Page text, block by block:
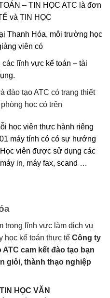
– TIN HỌC ATC là đơn
và TIN HỌC
Thanh Hóa, môi trường học
viên có
lĩnh vực kế toán – tài
đào tạo ATC có trang thiết
học có trên
học viên thực hành riêng
máy tính có có sự hướng
viên được sử dụng các
in, máy fax, scand …
trong lĩnh vực làm dịch vụ
học kế toán thực tế Công ty
cam kết đào tạo bạn
giỏi, thành thạo nghiệp
TIN HỌC VĂN